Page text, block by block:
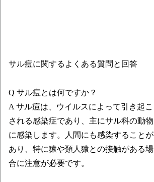
サル痘に関するよくある質問と回答
Q サル痘とは何ですか？
A サル痘は、ウイルスによって引き起こ
される感染症であり、主にサル科の動物
に感染します。人間にも感染することが
あり、特に猿や類人猿との接触がある場
合に注意が必要です。